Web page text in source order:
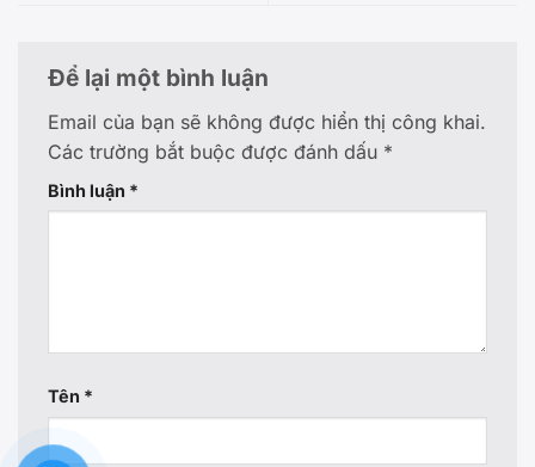
Để lại một bình luận
Email của bạn sẽ không được hiển thị công khai.
Các trường bắt buộc được đánh dấu *
Bình luận *
Tên *